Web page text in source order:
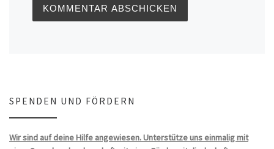
SPENDEN UND FÖRDERN
Wir sind auf deine Hilfe angewiesen. Unterstütze uns einmalig mit